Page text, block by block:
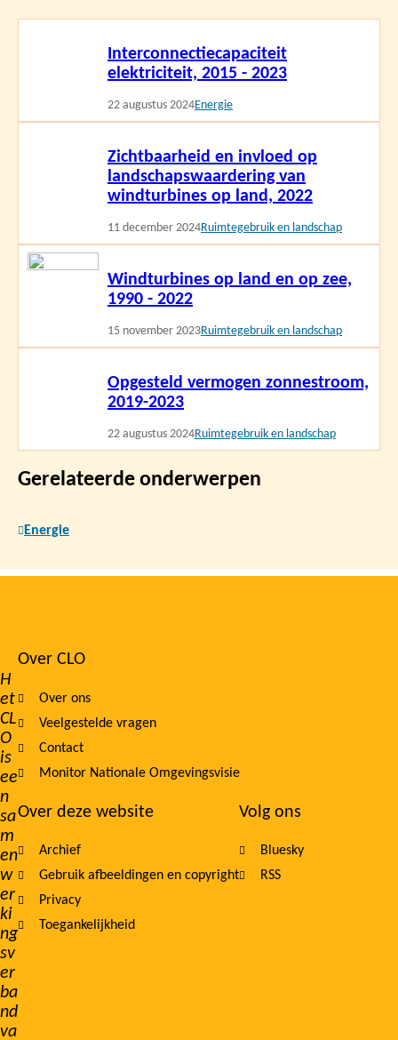
Interconnectiecapaciteit
elektriciteit, 2015 - 2023
22 augustus 2024Energie
Zichtbaarheid en invloed op
landschapswaardering van
windturbines op land, 2022
11 december 2024Ruimtegebruik en landschap
Windturbines op land en op zee,
1990 - 2022
15 november 2023Ruimtegebruik en landschap
Lees
Opgesteld vermogen zonnestroom,
2019-2023
22 augustus 2024Ruimtegebruik en landschap
Gerelateerde onderwerpen
Energie
H
et
CL
O
is
ee
n
sa
m
en
w
er
ki
ng
sv
er
ba
nd
va
Footer
navigation
Over CLO
Over ons
Veelgestelde vragen
Contact
Monitor Nationale Omgevingsvisie
Over deze website
Archief
Gebruik afbeeldingen en copyright
Privacy
Toegankelijkheid
Volg ons
Bluesky
RSS